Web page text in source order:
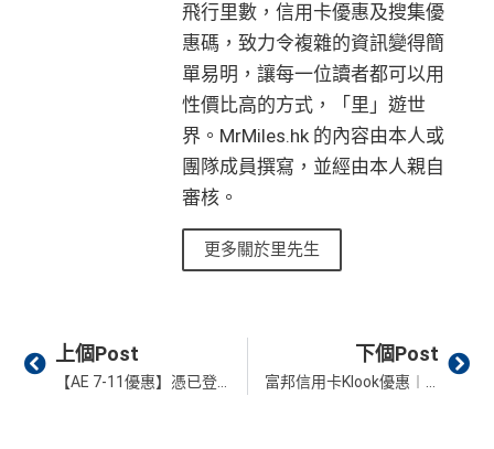
飛行里數，信用卡優惠及搜集優
惠碼，致力令複雜的資訊變得簡
單易明，讓每一位讀者都可以用
性價比高的方式，「里」遊世
界。MrMiles.hk 的內容由本人或
團隊成員撰寫，並經由本人親自
審核。
更多關於里先生
Prev
上個Post 下個Post